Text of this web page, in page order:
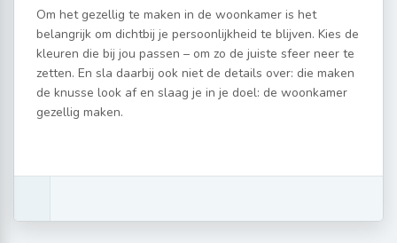
Om het gezellig te maken in de woonkamer is het
belangrijk om dichtbij je persoonlijkheid te blijven. Kies de
kleuren die bij jou passen – om zo de juiste sfeer neer te
zetten. En sla daarbij ook niet de details over: die maken
de knusse look af en slaag je in je doel: de woonkamer
gezellig maken.